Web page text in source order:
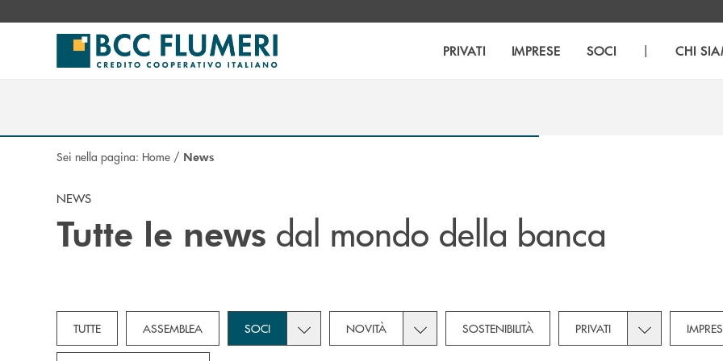
PRIVATI IMPRESE SOCI | CHI
Sei nella pagina: Home / News
NEWS
Tutte le news dal mondo della banca
TUTTE ASSEMBLEA SOCI Toggle subcategories dropdown for Soci
NOVITÀ Toggle subcategories dropdown for Novità
SOSTENIBILITÀ PRIVATI Toggle